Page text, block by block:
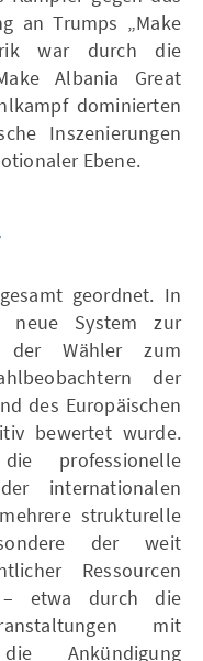
an Trumps „Make
war durch die
Albania Great
dominierten
Inszenierungen
Ebene.
geordnet. In
neue System zur
der Wähler zum
der
des Europäischen
bewertet wurde.
professionelle
internationalen
strukturelle
der weit
Ressourcen
– etwa durch die
mit
Ankündigung